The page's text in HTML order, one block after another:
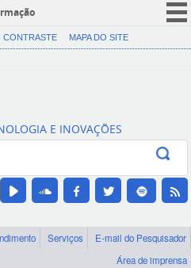
CORONAVÍRUS (COVID-19)
Canais
CONTRASTE MAPA DO SITE
E INOVAÇÕES
Serviços
E-mail do Pesquisador
Área de imprensa